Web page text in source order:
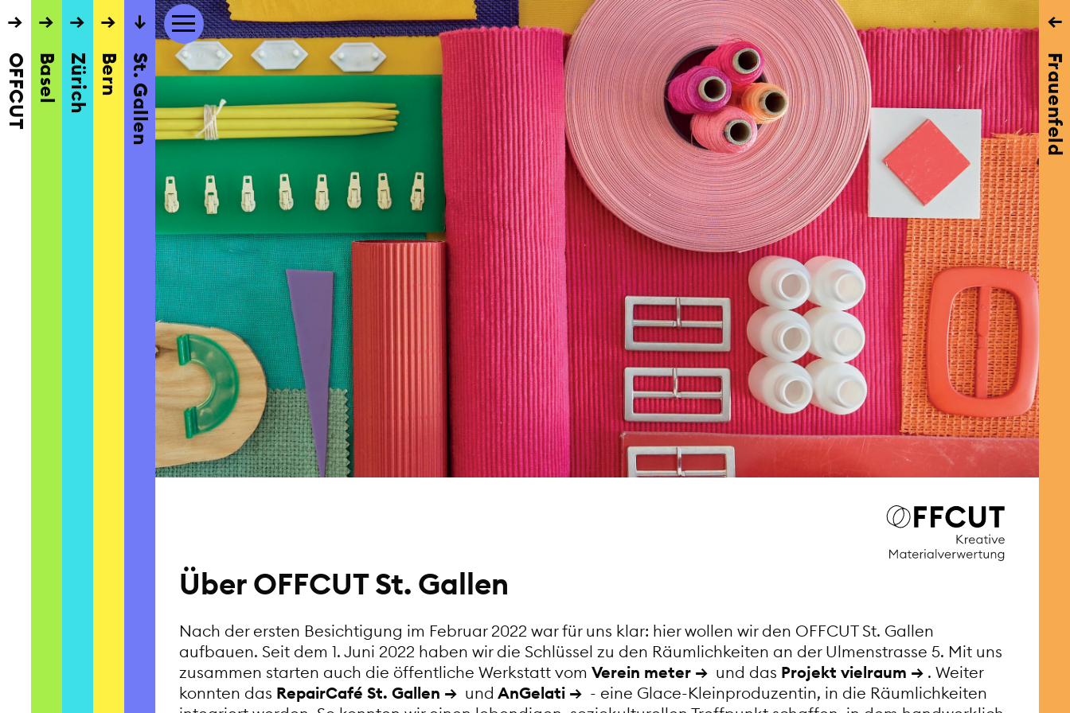
→
OFFCUT
→
Basel
→
Zürich
→
Bern
→
St. Gallen
Über OFFCUT St. Gallen
Nach der ersten Besichtigung im Februar 2022 war für uns klar: hier wollen wir den OFFCUT St. Gallen
aufbauen. Seit dem 1. Juni 2022 haben wir die Schlüssel zu den Räumlichkeiten an der Ulmenstrasse 5. Mit uns
zusammen starten auch die öffentliche Werkstatt vom Verein meter und das Projekt vielraum
. Weiter
konnten das RepairCafé St. Gallen und AnGelati
- eine Glace-Kleinproduzentin, in die Räumlichkeiten
→
Frauenfeld